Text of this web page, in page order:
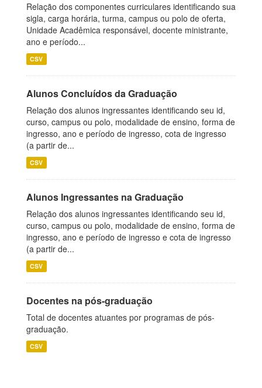
Relação dos componentes curriculares identificando sua
sigla, carga horária, turma, campus ou polo de oferta,
Unidade Acadêmica responsável, docente ministrante,
ano e período...
CSV
Alunos Concluídos da Graduação
Relação dos alunos ingressantes identificando seu id,
curso, campus ou polo, modalidade de ensino, forma de
ingresso, ano e período de ingresso, cota de ingresso
(a partir de...
CSV
Alunos Ingressantes na Graduação
Relação dos alunos ingressantes identificando seu id,
curso, campus ou polo, modalidade de ensino, forma de
ingresso, ano e período de ingresso e cota de ingresso
(a partir de...
CSV
Docentes na pós-graduação
Total de docentes atuantes por programas de pós-
graduação.
CSV